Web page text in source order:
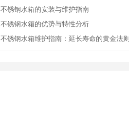
不锈钢水箱的安装与维护指南
不锈钢水箱的优势与特性分析
不锈钢水箱维护指南：延长寿命的黄金法则